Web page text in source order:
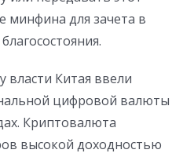
минфина для зачета в
власти Китая ввели
цифровой валюты
Криптовалюта
высокой доходностью